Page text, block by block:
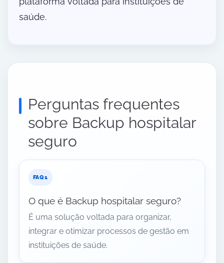
saúde.
Perguntas frequentes
sobre Backup hospitalar
seguro
O que é Backup hospitalar seguro?
É uma solução voltada para organizar,
integrar e otimizar processos de gestão em
instituições de saúde.